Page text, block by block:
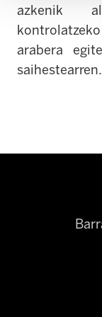
azkenik
arabera
saihestearren.